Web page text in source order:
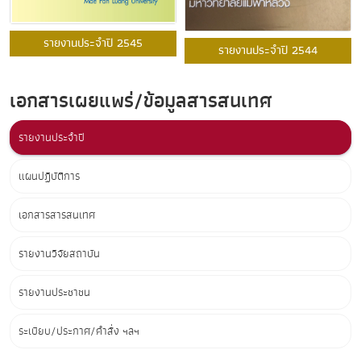
รายงานประจำปี 2545 รายงานประจำปี 2544
เอกสารเผยแพร่/ข้อมูลสารสนเทศ
รายงานประจำปี
แผนปฏิบัติการ
เอกสารสารสนเทศ
รายงานวิจัยสถาบัน
รายงานประชาชน
ระเบียบ/ประกาศ/คำสั่ง ฯลฯ